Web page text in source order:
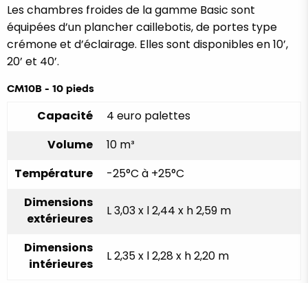
Les chambres froides de la gamme Basic sont
équipées d’un plancher caillebotis, de portes type
crémone et d’éclairage. Elles sont disponibles en 10’,
20’ et 40’.
CM10B - 10 pieds
Capacité
4 euro palettes
Volume
10 m³
Température
-25°C à +25°C
Dimensions
extérieures
L 3,03 x l 2,44 x h 2,59 m
Dimensions
intérieures
L 2,35 x l 2,28 x h 2,20 m